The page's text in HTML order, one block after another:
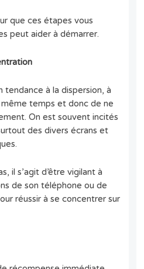
que ces étapes vous
peut aider à démarrer.
tendance à la dispersion, à
temps et donc de ne
On est souvent incités
des divers écrans et
il s’agit d’être vigilant à
de son téléphone ou de
réussir à se concentrer sur